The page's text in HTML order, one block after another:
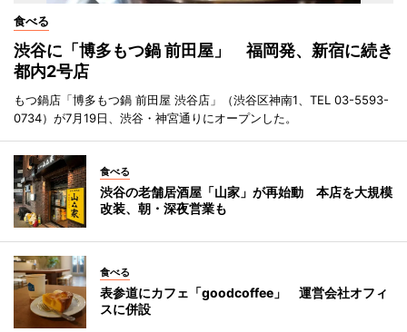
食べる
渋谷に「博多もつ鍋 前田屋」 福岡発、新宿に続き
都内2号店
もつ鍋店「博多もつ鍋 前田屋 渋谷店」（渋谷区神南1、TEL 03-5593-
0734）が7月19日、渋谷・神宮通りにオープンした。
食べる
渋谷の老舗居酒屋「山家」が再始動 本店を大規模
改装、朝・深夜営業も
食べる
表参道にカフェ「goodcoffee」 運営会社オフィ
スに併設